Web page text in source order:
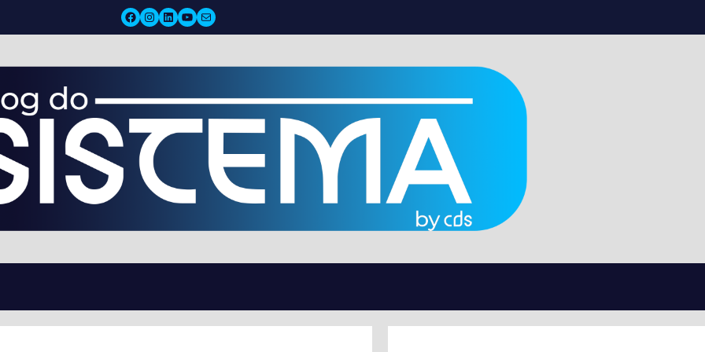
Facebook
Instagram
LinkedIn
YouTube
Mail